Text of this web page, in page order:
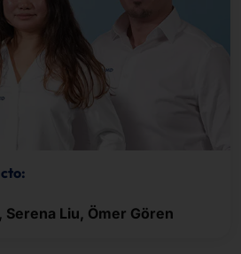
Liu, Ömer Gören